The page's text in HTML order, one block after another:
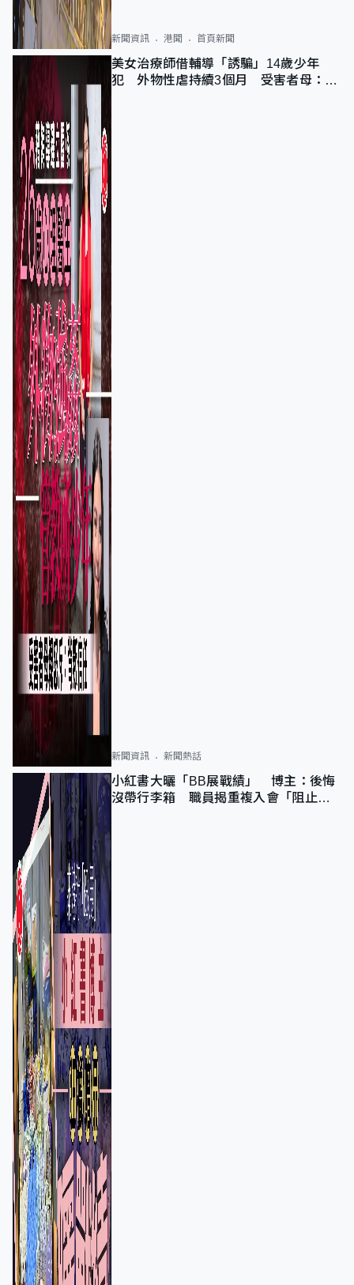
新聞資訊 港聞 首頁新聞
美女治療師借輔導「誘騙」14歲少年
犯 外物性虐持續3個月 受害者母：要
新聞資訊 新聞熱話
小紅書大曬「BB展戰績」 博主：後悔
沒帶行李箱 職員揭重複入會「阻止唔